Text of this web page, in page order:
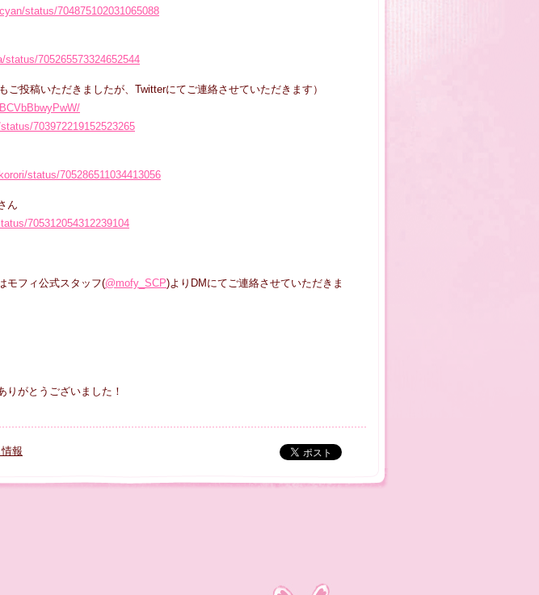
status/704875102031065088
705265573324652544
ご投稿いただきましたが、Twitterにてご連絡させていただきます）
703972219152523265
status/705286511034413056
ん
705312054312239104
モフィ公式スタッフ(@mofy_SCP)よりDMにてご連絡させていただきま
りがとうございました！
報